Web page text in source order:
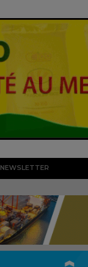
NEWSLETTER